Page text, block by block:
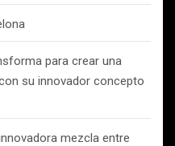
para crear una
su innovador concepto
mezcla entre